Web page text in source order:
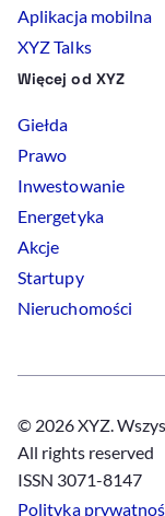
Aplikacja mobilna
XYZ Talks
Więcej od XYZ
Giełda
Prawo
Inwestowanie
Energetyka
Akcje
Startupy
Nieruchomości
© 2026 XYZ.
All rights reserved
ISSN 3071-8147
Polityka